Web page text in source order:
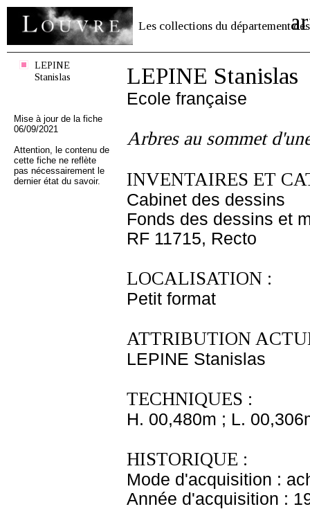
Les collections du département des
LEPINE
Stanislas
Mise à jour de la fiche
06/09/2021
Attention, le contenu de
cette fiche ne reflète
pas nécessairement le
dernier état du savoir.
LEPINE Stanislas
Ecole française
Arbres au sommet
INVENTAIRES ET
Cabinet des dessins
Fonds des dessins et
RF 11715, Recto
LOCALISATION :
Petit format
ATTRIBUTION
LEPINE Stanislas
TECHNIQUES :
H. 00,480m ; L.
HISTORIQUE :
Mode d'acquisition :
Année d'acquisition :